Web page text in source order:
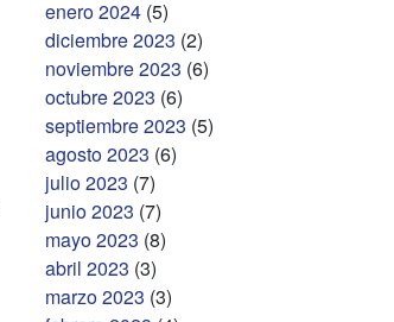
enero 2024 (5)
diciembre 2023 (2)
noviembre 2023 (6)
octubre 2023 (6)
septiembre 2023 (5)
agosto 2023 (6)
julio 2023 (7)
junio 2023 (7)
mayo 2023 (8)
abril 2023 (3)
marzo 2023 (3)